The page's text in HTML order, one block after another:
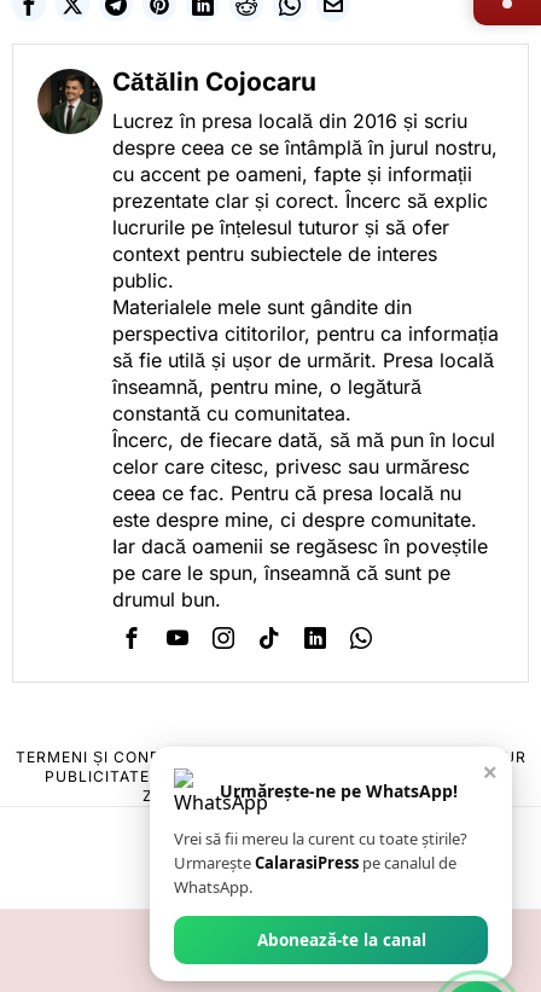
Cătălin Cojocaru
Lucrez în presa locală din 2016 și scriu
despre ceea ce se întâmplă în jurul nostru,
cu accent pe oameni, fapte și informații
prezentate clar și corect. Încerc să explic
lucrurile pe înțelesul tuturor și să ofer
context pentru subiectele de interes
public.
Materialele mele sunt gândite din
perspectiva cititorilor, pentru ca informația
să fie utilă și ușor de urmărit. Presa locală
înseamnă, pentru mine, o legătură
constantă cu comunitatea.
Încerc, de fiecare dată, să mă pun în locul
celor care citesc, privesc sau urmăresc
ceea ce fac. Pentru că presa locală nu
este despre mine, ci despre comunitate.
Iar dacă oamenii se regăsesc în poveștile
pe care le spun, înseamnă că sunt pe
drumul bun.
TERMENI ȘI CONDIȚII
POLITICA DE ANULARE & RETUR
PUBLICITATE ONLINE & TIPĂRITĂ
CONTACT
ZIARUL ANUNȚUL CĂLĂRĂȘEAN
×
Urmărește-ne pe WhatsApp!
Vrei să fii mereu la curent cu toate știrile?
UrmareșteCalarasiPress pe canalul de
WhatsApp.
Abonează-te la canal